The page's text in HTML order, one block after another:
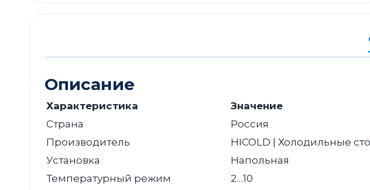
Описание
Характеристика
Значение
Страна
Россия
Производитель
HICOLD | Холодильные
Установка
Напольная
Температурный режим
2…10